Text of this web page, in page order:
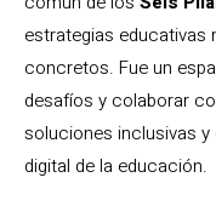
estrategias educativas
concretos. Fue un
desafíos y colaborar
soluciones inclusivas
digital de la educación.